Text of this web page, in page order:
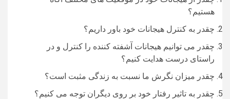
هستیم؟
چقدر به کنترل هیجانات خود باور داریم؟
چقدر می توانیم هیجانات آشفته‌ کننده را کنترل و در
راستای درست هدایت کنیم؟
چقدر میزان نگرش ما نسبت به زندگی مثبت است؟
چقدر به تاثیر رفتار خود بر روی دیگران توجه می‌ کنیم؟